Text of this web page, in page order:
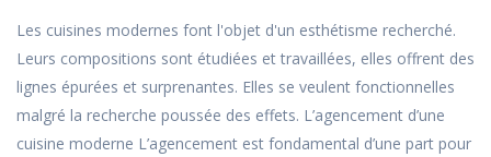
Les cuisines modernes font l'objet d'un esthétisme recherché.
Leurs compositions sont étudiées et travaillées, elles offrent des
lignes épurées et surprenantes. Elles se veulent fonctionnelles
malgré la recherche poussée des effets. L’agencement d’une
cuisine moderne L’agencement est fondamental d’une part pour